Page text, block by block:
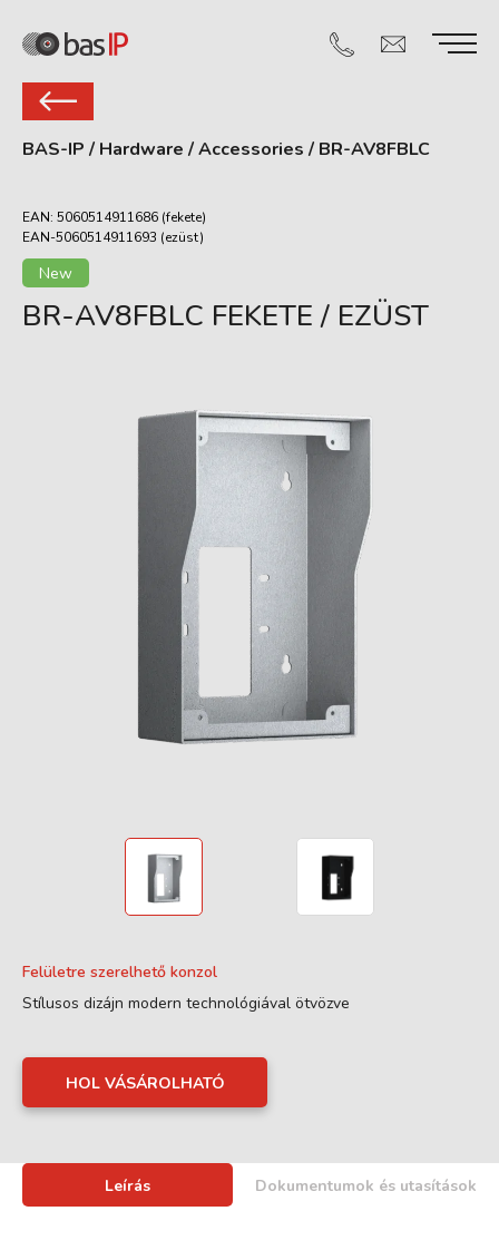
BAS-IP / Hardware /Accessories / BR-AV8FBLC
EAN: 5060514911686 (fekete)
EAN-5060514911693 (ezüst)
New
BR-AV8FBLC FEKETE / EZÜST
Felületre szerelhető konzol
Stílusos dizájn modern technológiával ötvözve
HOL VÁSÁROLHATÓ
Leírás Dokumentumok és utasítások